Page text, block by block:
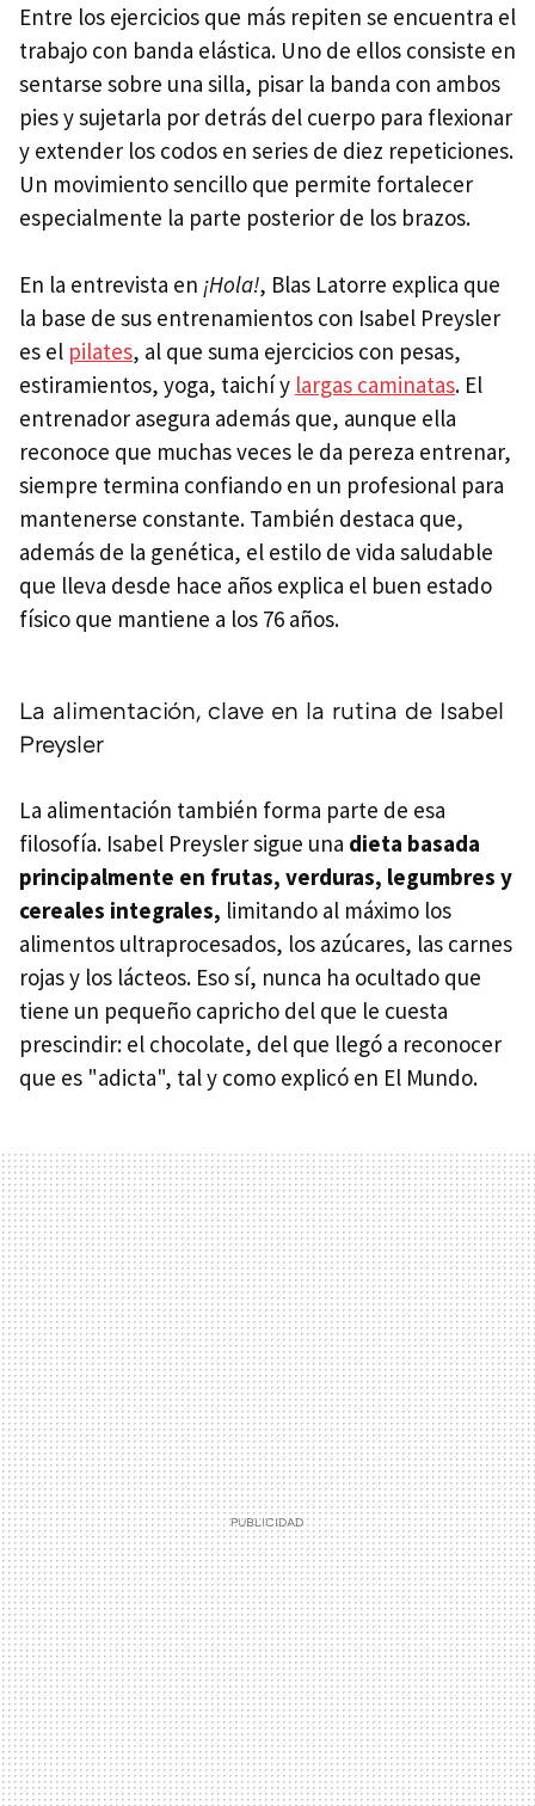
Entre los ejercicios que más repiten se encuentra el
trabajo con banda elástica. Uno de ellos consiste en
sentarse sobre una silla, pisar la banda con ambos
pies y sujetarla por detrás del cuerpo para flexionar
y extender los codos en series de diez repeticiones.
Un movimiento sencillo que permite fortalecer
especialmente la parte posterior de los brazos.
En la entrevista en ¡Hola!, Blas Latorre explica que
la base de sus entrenamientos con Isabel Preysler
es el pilates, al que suma ejercicios con pesas,
estiramientos, yoga, taichí y largas caminatas. El
entrenador asegura además que, aunque ella
reconoce que muchas veces le da pereza entrenar,
siempre termina confiando en un profesional para
mantenerse constante. También destaca que,
además de la genética, el estilo de vida saludable
que lleva desde hace años explica el buen estado
físico que mantiene a los 76 años.
La alimentación, clave en la rutina de Isabel
Preysler
La alimentación también forma parte de esa
filosofía. Isabel Preysler sigue una dieta basada
principalmente en frutas, verduras, legumbres y
cereales integrales, limitando al máximo los
alimentos ultraprocesados, los azúcares, las carnes
rojas y los lácteos. Eso sí, nunca ha ocultado que
tiene un pequeño capricho del que le cuesta
prescindir: el chocolate, del que llegó a reconocer
que es "adicta", tal y como explicó en El Mundo.